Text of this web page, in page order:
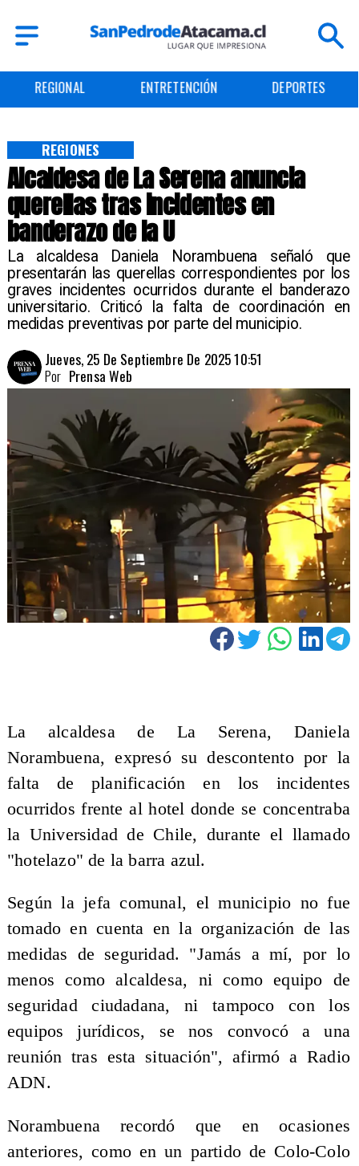
REGIONAL ENTRETENCIÓN DEPORTES
Alcaldesa de La Serena anuncia
querellas tras incidentes en
banderazo de la U
La alcaldesa Daniela Norambuena señaló que
presentarán las querellas correspondientes por los
graves incidentes ocurridos durante el banderazo
universitario. Criticó la falta de coordinación en
medidas preventivas por parte del municipio.
REGIONES
Jueves, 25 De Septiembre De 2025 10:51
Prensa Web
Por
La alcaldesa de La Serena, Daniela
Norambuena, expresó su descontento por la
falta de planificación en los incidentes
ocurridos frente al hotel donde se concentraba
la Universidad de Chile, durante el llamado
"hotelazo" de la barra azul.
Según la jefa comunal, el municipio no fue
tomado en cuenta en la organización de las
medidas de seguridad. "Jamás a mí, por lo
menos como alcaldesa, ni como equipo de
seguridad ciudadana, ni tampoco con los
equipos jurídicos, se nos convocó a una
reunión tras esta situación", afirmó a Radio
ADN.
Norambuena recordó que en ocasiones
anteriores, como en un partido de Colo-Colo